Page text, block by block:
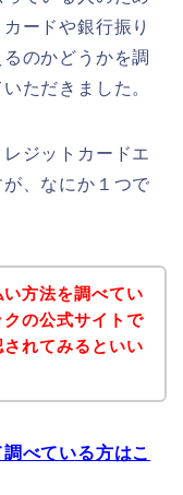
ードや銀行振り
のかどうかを調
ただきました。
ジットカードエ
、なにか１つで
方法を調べてい
の公式サイトで
れてみるといい
べている方はこ